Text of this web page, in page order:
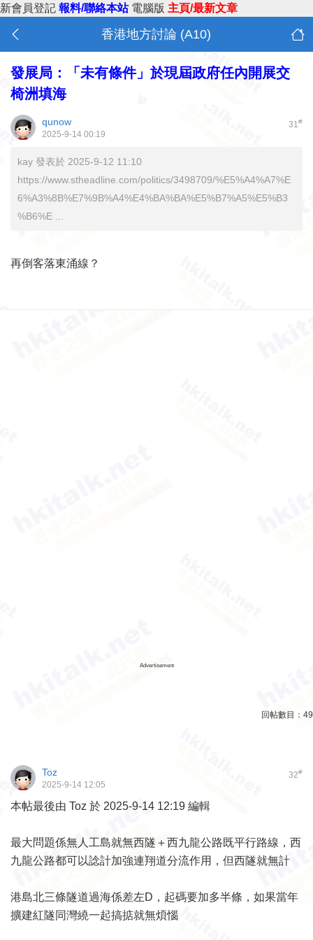
新會員登記 報料/聯絡本站 電腦版 主頁/最新文章
香港地方討論 (A10)
發展局：「未有條件」於現屆政府任內開展交
椅洲填海
31#
qunow
2025-9-14 00:19
kay 發表於 2025-9-12 11:10
https://www.stheadline.com/politics/3498709/%E5%A4%A7%E
6%A3%8B%E7%9B%A4%E4%BA%BA%E5%B7%A5%E5%B3
%B6%E ...
再倒客落東涌線？
Advertisement
回帖數目： 49
32#
Toz
2025-9-14 12:05
本帖最後由 Toz 於 2025-9-14 12:19 編輯
最大問題係無人工島就無西隧＋西九龍公路既平行路線，西
九龍公路都可以諗計加強連翔道分流作用，但西隧就無計
港島北三條隧道過海係差左D，起碼要加多半條，如果當年
擴建紅隧同灣繞一起搞掂就無煩惱